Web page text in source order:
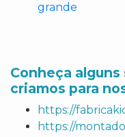
grande
Conheça
criamos para
https://
https://